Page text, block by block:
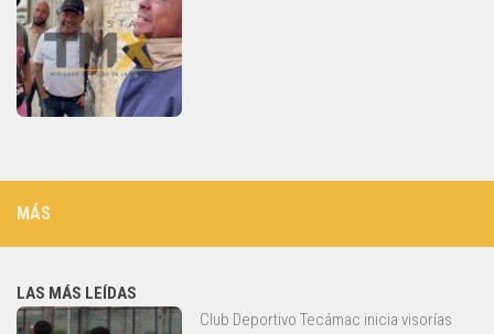
MÁS
LAS MÁS LEÍDAS
Club Deportivo Tecámac inicia visorías